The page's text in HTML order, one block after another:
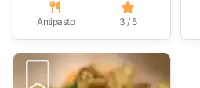
Antipasto 3 / 5